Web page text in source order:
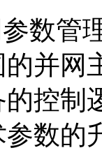
参数
并网
控制
数的